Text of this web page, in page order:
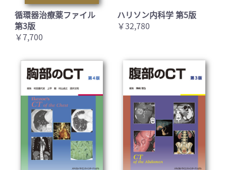
循環器治療薬ファイル
第3版
￥7,700
ハリソン内科学 第5版
￥32,780